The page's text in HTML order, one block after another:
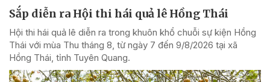
Sắp diễn ra Hội thi hái quả lê Hồng Thái
Hội thi hái quả lê diễn ra trong khuôn khổ chuỗi sự kiện Hồng
Thái với mùa Thu tháng 8, từ ngày 7 đến 9/8/2026 tại xã
Hồng Thái, tỉnh Tuyên Quang.